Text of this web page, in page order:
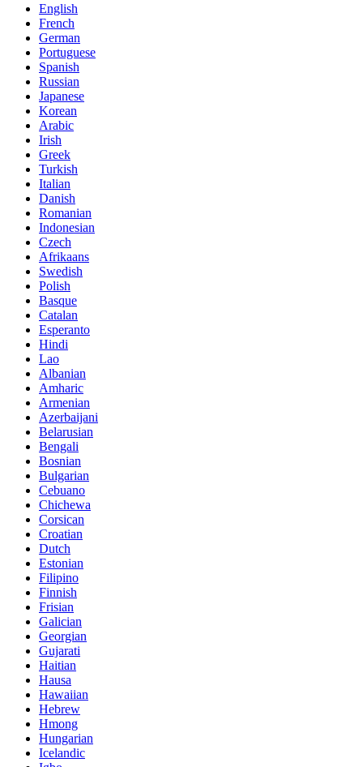
English
French
German
Portuguese
Spanish
Russian
Japanese
Korean
Arabic
Irish
Greek
Turkish
Italian
Danish
Romanian
Indonesian
Czech
Afrikaans
Swedish
Polish
Basque
Catalan
Esperanto
Hindi
Lao
Albanian
Amharic
Armenian
Azerbaijani
Belarusian
Bengali
Bosnian
Bulgarian
Cebuano
Chichewa
Corsican
Croatian
Dutch
Estonian
Filipino
Finnish
Frisian
Galician
Georgian
Gujarati
Haitian
Hausa
Hawaiian
Hebrew
Hmong
Hungarian
Icelandic